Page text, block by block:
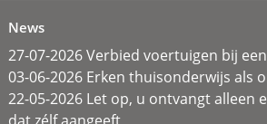
News
27-07-2026 Verbied voertuigen bij
03-06-2026 Erken thuisonderwijs als
22-05-2026 Let op, u ontvangt alleen